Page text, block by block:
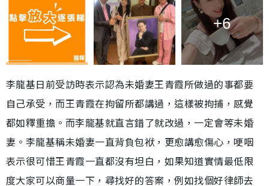
+6
李龍基日前受訪時表示認為未婚妻王青霞所做過的事都要
自己承受，而王青霞在拘留所都講過，這樣被拘捕，感覺
都如釋重擔。而李龍基就直言錯了就改過，一定會等未婚
妻。李龍基稱未婚妻一直背負包袱，更愈講愈傷心，哽咽
表示很可惜王青霞一直都沒有坦白，如果知道實情最低限
度大家可以商量一下，尋找好的答案，例如找個好律師去